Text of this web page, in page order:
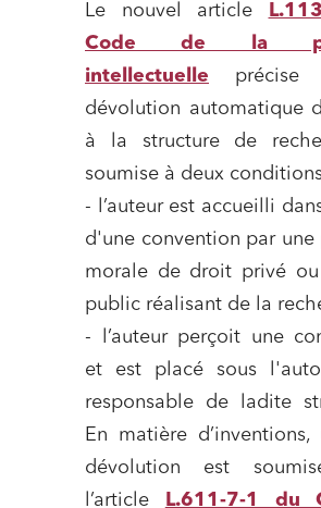
Le nouvel article
Code de la
intellectuelle précise
dévolution automatique
à la structure de
soumise à deux
- l’auteur est accueilli
d'une convention par une
morale de droit privé
public réalisant de la
- l’auteur perçoit une
et est placé sous
responsable de ladite
En matière
dévolution est
l’article
L.611-7-1 du